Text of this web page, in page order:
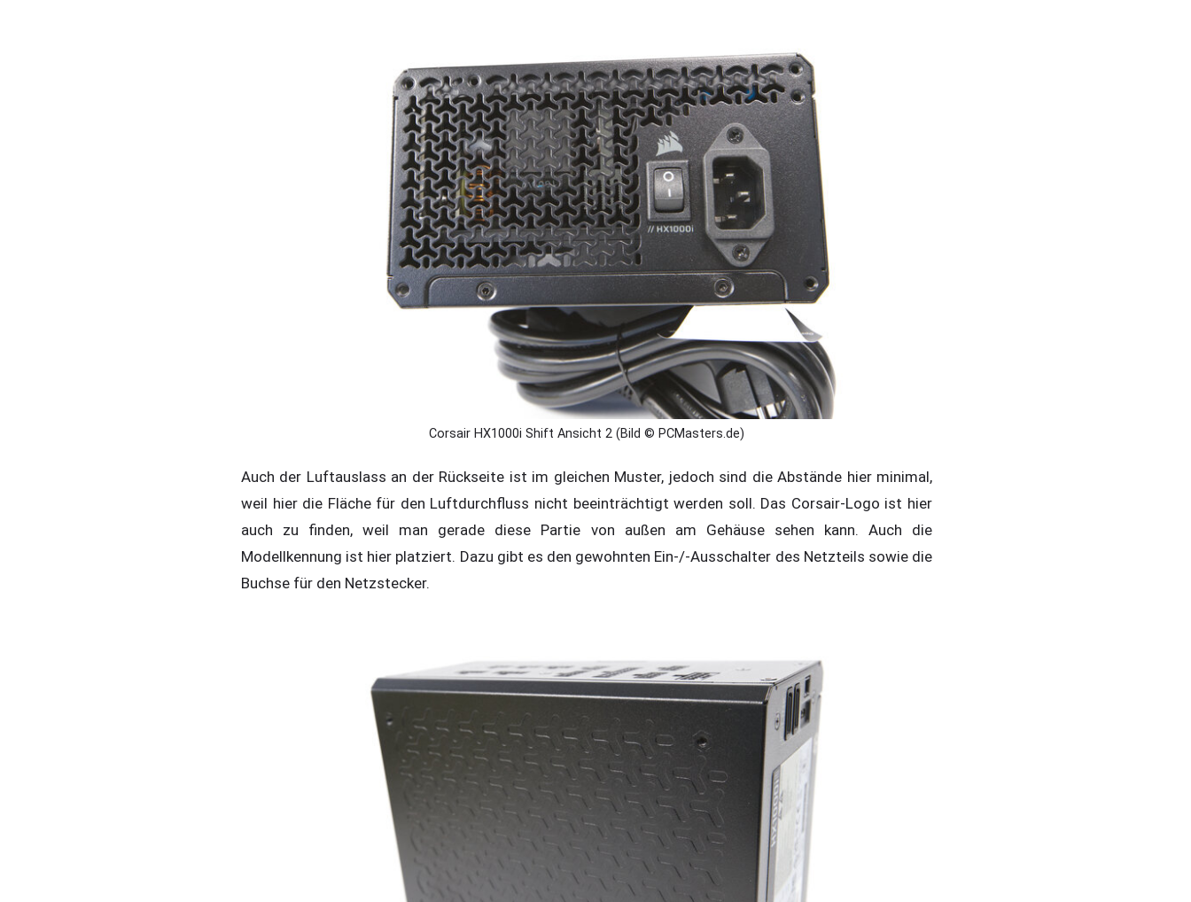
Corsair HX1000i Shift Ansicht 2 (Bild © PCMasters.de)
Auch der Luftauslass an der Rückseite ist im gleichen Muster, jedoch sind die Abstände hier minimal,
weil hier die Fläche für den Luftdurchfluss nicht beeinträchtigt werden soll. Das Corsair-Logo ist hier
auch zu finden, weil man gerade diese Partie von außen am Gehäuse sehen kann. Auch die
Modellkennung ist hier platziert. Dazu gibt es den gewohnten Ein-/-Ausschalter des Netzteils sowie die
Buchse für den Netzstecker.